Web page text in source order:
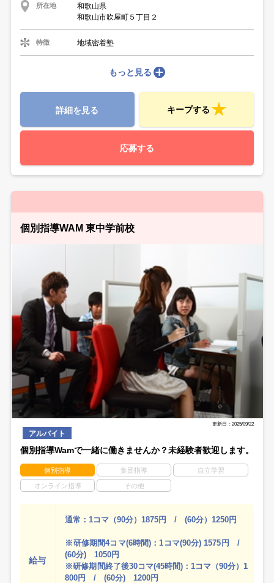
所在地
和歌山県
和歌山市吹屋町５丁目２
特徴 地域密着塾
もっと見る
詳細を見る キープする
応募する
個別指導WAM 東中学前校
更新日：2025/09/22
アルバイト
個別指導Wamで一緒に働きませんか？未経験者歓迎します。
個別指導 集団指導 自立学習
オンライン指導 その他
給与
通常：1コマ（90分）1875円 / (60分）1250円
※研修期間4コマ(6時間)：1コマ(90分) 1575円 /
(60分) 1050円
※研修期間終了後30コマ(45時間)：1コマ（90分）1
800円 / (60分) 1200円